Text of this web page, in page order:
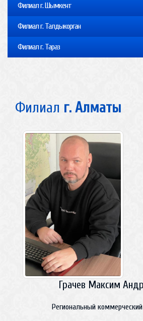
Филиал г. Шымкент
Филиал г. Талдыкорган
Филиал г. Тараз
Филиал г. Алматы
Грачев Максим
Региональный